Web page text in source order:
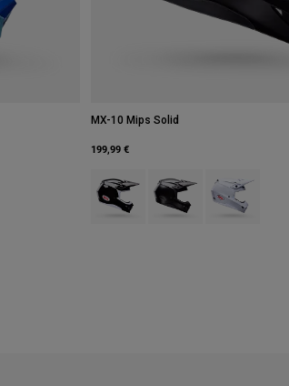
MX-10 Mips Solid
199,99 €
Product swatch type of Schwarz.
Product swatch type of
Product